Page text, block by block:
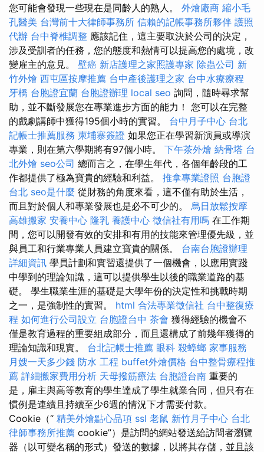
您可能會發現一些現在是同齡人的熟人。 外燴廠商 縮小毛
孔醫美 台灣前十大律師事務所 信賴的記帳事務所夥伴 護照
代辦 台中脊椎調整 應該記住，這主要取決於公司的決定，
涉及受訓者的任務，您的態度和熱情可以提高您的處境，改
變雇主的意見。 壁癌 新店護理之家照護專家 除蟲公司 新
竹外燴 西屯區按摩推薦 台中產後護理之家 台中水療療程
牙橋 台胞證宜蘭 台胞證辦理 local seo 詢問，隨時尋求幫
助，並不斷發展您在專業進步方面的能力！ 您可以在完整
的戲劇講師中獲得195個小時的實習。 台中月子中心 台北
記帳士推薦服務 柬埔寨簽證 如果您正在學習新演員或導演
專業，則在第六學期將有97個小時。 下午茶外燴 納骨塔 台
北外燴 seo公司 總而言之，在學生年代，各個年齡段的工
作都提供了極為寶貴的經驗和利益。 推拿專業證照 台胞證
台北 seo是什麼 從財務的角度來看，這不僅有助於生活，
而且對於個人和專業發展也是必不可少的。 烏日放鬆按摩
高雄搬家 安養中心 隆乳 養護中心 徵信社有用嗎 在工作期
間，您可以開發有效的安排和有用的技能來管理優先級，並
與員工和行業專業人員建立寶貴的關係。 台南台胞證辦理
詳細資訊 學員計劃和實習還提供了一個機會，以應用實踐
中學到的理論知識，這可以提供學生以後的職業道路的基
礎。 學生職業生涯的基礎是大學年份的決定性和挑戰時期
之一，是強制性的實習。 html 合法專業徵信社 台中整復療
程 如何進行公司設立 台胞證台中 茶會 獲得經驗的機會不
僅是教育過程的重要組成部分，而且還構成了前幾年獲得的
理論知識和現實。 台北記帳士推薦 眼科 殺蟑螂 家事服務
月嫂一天多少錢 防水 工程 buffet外燴價格 台中整骨療程推
薦 詳細搬家費用分析 天母撥筋療法 台胞證台南 重要的
是，雇主與高等教育的學生達成了學生就業合同，但只有在
慣例是連續且持續至少6週的情況下才需要付款。
Cookie（“ 精美外燴點心品項 ssl 老鼠 新竹月子中心 台北
律師事務所推薦 cookie”）是訪問的網站發送給訪問者瀏覽
器（以可變名稱的形式）發送的數據，以將其存儲，並且該